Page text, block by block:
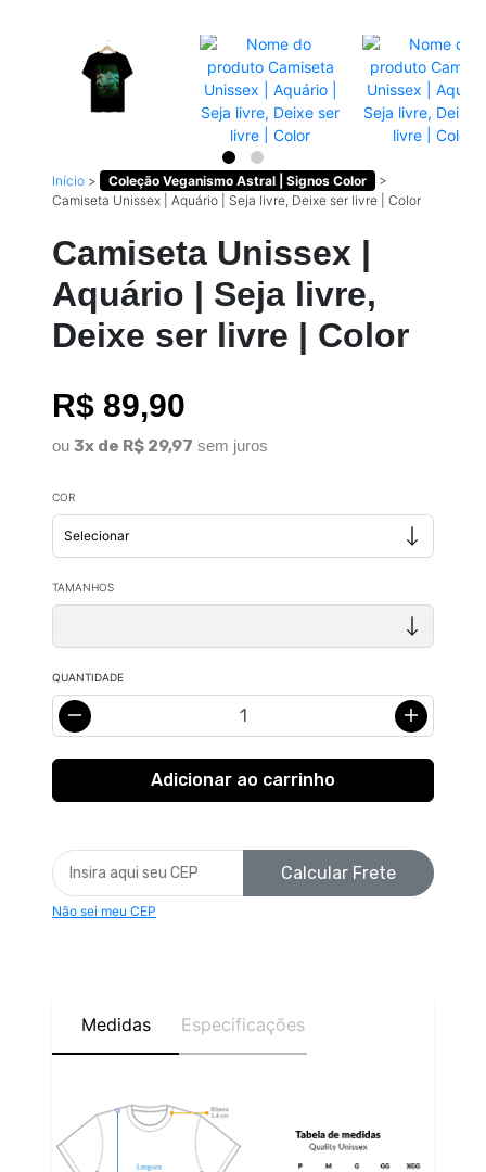
Início > Coleção Veganismo Astral | Signos Color
>
Camiseta Unissex | Aquário | Seja livre, Deixe ser livre | Color
Camiseta Unissex |
Aquário | Seja livre,
Deixe ser livre | Color
R$ 89,90
ou 3x de R$ 29,97 sem juros
COR
TAMANHOS
QUANTIDADE
Calcular Frete
Não sei meu CEP
Medidas Especificações